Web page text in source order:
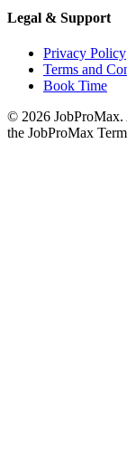
Legal & Support
Privacy Policy
Terms and
Book Time
© 2026 JobProMax.
the JobProMax